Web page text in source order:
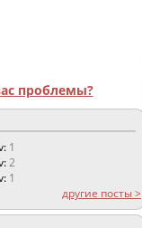
проблемы?
1
2
1
другие посты >